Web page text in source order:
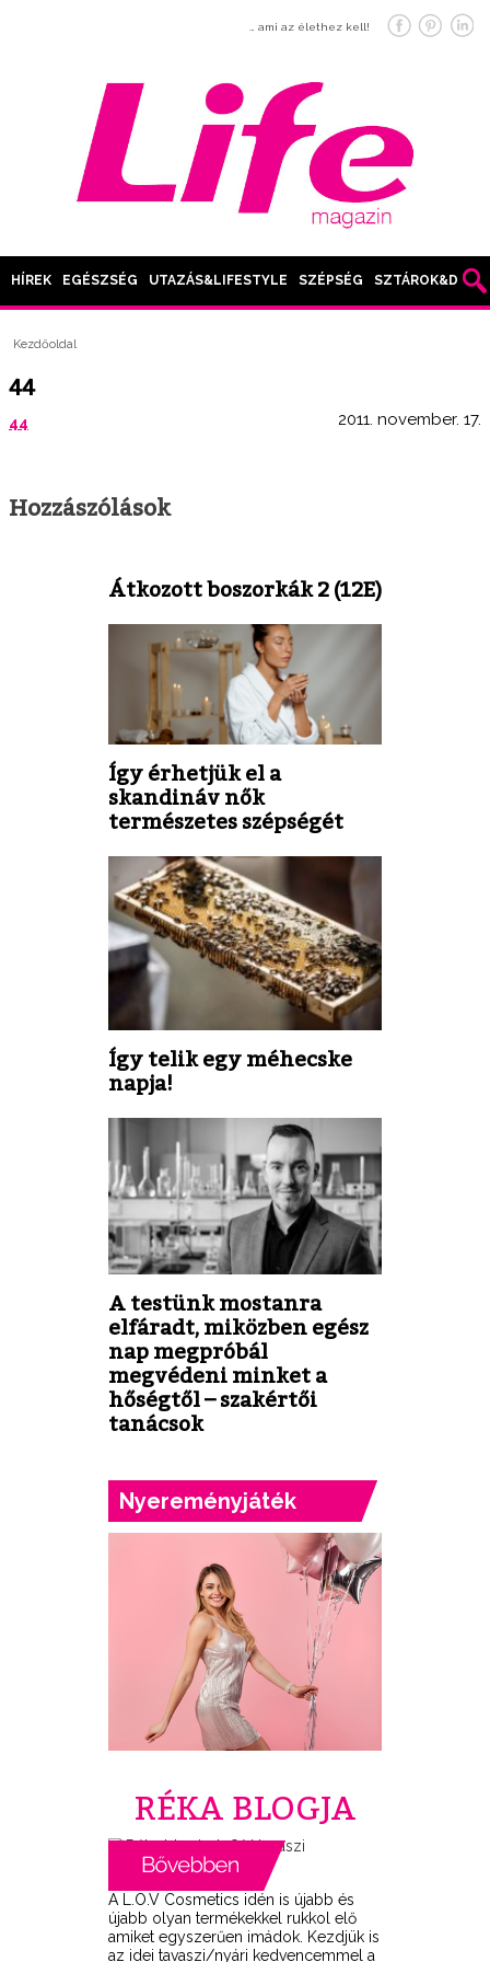
… ami az élethez kell!
HÍREK EGÉSZSÉG UTAZÁS&LIFESTYLE SZÉPSÉG SZTÁROK&DIVAT
Kezdőoldal
44
2011. november. 17.
44
Hozzászólások
Átkozott boszorkák 2 (12E)
Így érhetjük el a
skandináv nők
természetes szépségét
Így telik egy méhecske
napja!
A testünk mostanra
elfáradt, miközben egész
nap megpróbál
megvédeni minket a
hőségtől – szakértői
tanácsok
Nyereményjáték
RÉKA BLOGJA
A L.O.V Cosmetics idén is újabb és
újabb olyan termékekkel rukkol elő
amiket egyszerűen imádok. Kezdjük is
az idei tavaszi/nyári kedvencemmel a